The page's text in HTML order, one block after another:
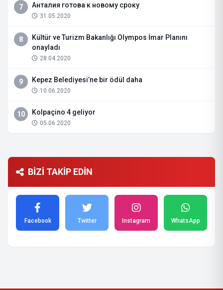
7 Анталия готова к новому сроку
31.05.2020
8
Kültür ve Turizm Bakanlığı Olympos İmar Planını
onayladı
28.04.2020
9 Kepez Belediyesi’ne bir ödül daha
10.06.2020
10 Kolpaçino 4 geliyor
05.06.2020
BİZİ TAKİP EDİN
Facebook Twitter Instagram WhatsApp